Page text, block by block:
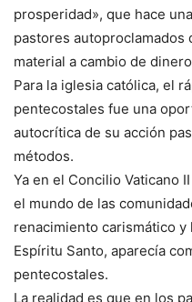
prosperidad», que hace
pastores
material a cambio de
Para la iglesia católica, el
pentecostales fue una
autocrítica de su acción
métodos.
Ya en el Concilio Vaticano
el mundo de las
renacimiento carismático
Espíritu Santo, aparecía
pentecostales.
La realidad es que en los